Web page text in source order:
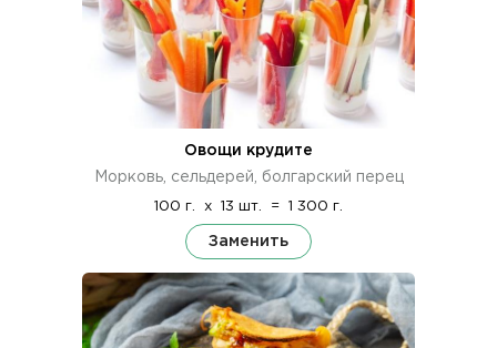
Овощи крудите
Морковь, сельдерей, болгарский перец
100 г. x 13 шт. = 1 300 г.
Заменить